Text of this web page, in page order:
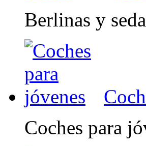
Berlinas y
Coches para